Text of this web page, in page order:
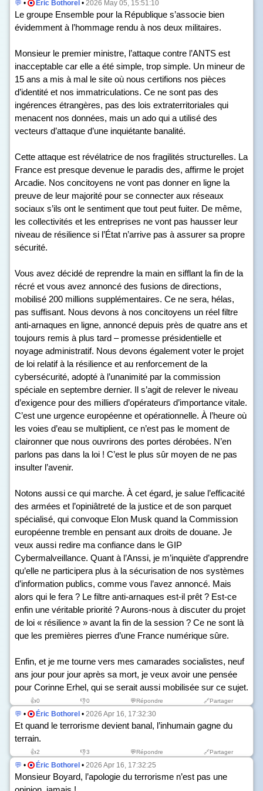
💬 • Éric Bothorel • 2026 May 05, 15:51:10
Le groupe Ensemble pour la République s’associe bien
évidemment à l’hommage rendu à nos deux militaires.
Monsieur le premier ministre, l’attaque contre l’ANTS est
inacceptable car elle a été simple, trop simple. Un mineur de
15 ans a mis à mal le site où nous certifions nos pièces
d’identité et nos immatriculations. Ce ne sont pas des
ingérences étrangères, pas des lois extraterritoriales qui
menacent nos données, mais un ado qui a utilisé des
vecteurs d’attaque d’une inquiétante banalité.
Cette attaque est révélatrice de nos fragilités structurelles. La
France est presque devenue le paradis des, affirme le projet
Arcadie. Nos concitoyens ne vont pas donner en ligne la
preuve de leur majorité pour se connecter aux réseaux
sociaux s’ils ont le sentiment que tout peut fuiter. De même,
les collectivités et les entreprises ne vont pas hausser leur
niveau de résilience si l’État n’arrive pas à assurer sa propre
sécurité.
Vous avez décidé de reprendre la main en sifflant la fin de la
récré et vous avez annoncé des fusions de directions,
mobilisé 200 millions supplémentaires. Ce ne sera, hélas,
pas suffisant. Nous devons à nos concitoyens un réel filtre
anti-arnaques en ligne, annoncé depuis près de quatre ans et
toujours remis à plus tard – promesse présidentielle et
noyage administratif. Nous devons également voter le projet
de loi relatif à la résilience et au renforcement de la
cybersécurité, adopté à l’unanimité par la commission
spéciale en septembre dernier. Il s’agit de relever le niveau
d’exigence pour des milliers d’opérateurs d’importance vitale.
C’est une urgence européenne et opérationnelle. À l’heure où
les voies d’eau se multiplient, ce n’est pas le moment de
claironner que nous ouvrirons des portes dérobées. N’en
parlons pas dans la loi ! C’est le plus sûr moyen de ne pas
insulter l’avenir.
Notons aussi ce qui marche. À cet égard, je salue l’efficacité
des armées et l’opiniâtreté de la justice et de son parquet
spécialisé, qui convoque Elon Musk quand la Commission
européenne tremble en pensant aux droits de douane. Je
veux aussi redire ma confiance dans le GIP
Cybermalveillance. Quant à l’Anssi, je m’inquiète d’apprendre
qu’elle ne participera plus à la sécurisation de nos systèmes
d’information publics, comme vous l’avez annoncé. Mais
alors qui le fera ? Le filtre anti-arnaques est-il prêt ? Est-ce
enfin une véritable priorité ? Aurons-nous à discuter du projet
de loi « résilience » avant la fin de la session ? Ce ne sont là
que les premières pierres d’une France numérique sûre.
Enfin, et je me tourne vers mes camarades socialistes, neuf
ans jour pour jour après sa mort, je veux avoir une pensée
pour Corinne Erhel, qui se serait aussi mobilisée sur ce sujet.
👍0 👎0 💬Répondre 🔗Partager
💬 • Éric Bothorel • 2026 Apr 16, 17:32:30
Et quand le terrorisme devient banal, l’inhumain gagne du
terrain.
👍2 👎3 💬Répondre 🔗Partager
💬 • Éric Bothorel • 2026 Apr 16, 17:32:25
Monsieur Boyard, l’apologie du terrorisme n’est pas une